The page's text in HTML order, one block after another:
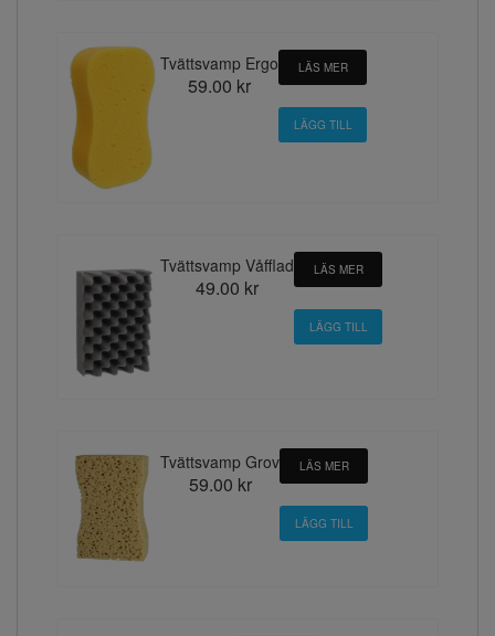
Tvättsvamp Ergo
59.00 kr
LÄS MER
Tvättsvamp Våfflad
49.00 kr
LÄS MER
Tvättsvamp Grov
59.00 kr
LÄS MER